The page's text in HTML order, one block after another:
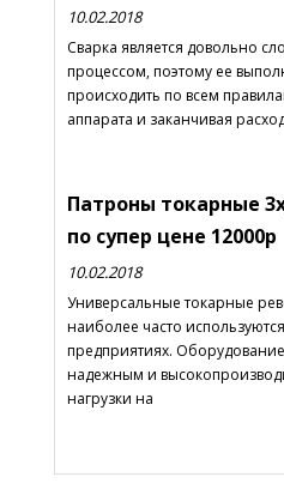
10.02.2018
Сварка является довольно
процессом, поэтому ее
происходить по всем
аппарата и заканчивая
Патроны токарные
по супер цене 12000р
10.02.2018
Универсальные токарные
наиболее часто
предприятиях. Оборудование
надежным и
нагрузки на